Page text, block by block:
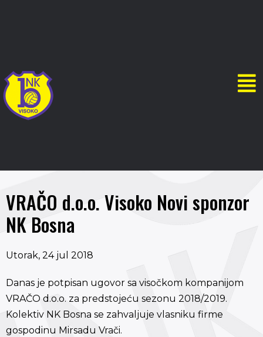
VRAČO d.o.o. Visoko Novi sponzor
NK Bosna
Utorak, 24 jul 2018
Danas je potpisan ugovor sa visočkom kompanijom
VRAČO d.o.o. za predstojeću sezonu 2018/2019.
Kolektiv NK Bosna se zahvaljuje vlasniku firme
gospodinu Mirsadu Vrači.